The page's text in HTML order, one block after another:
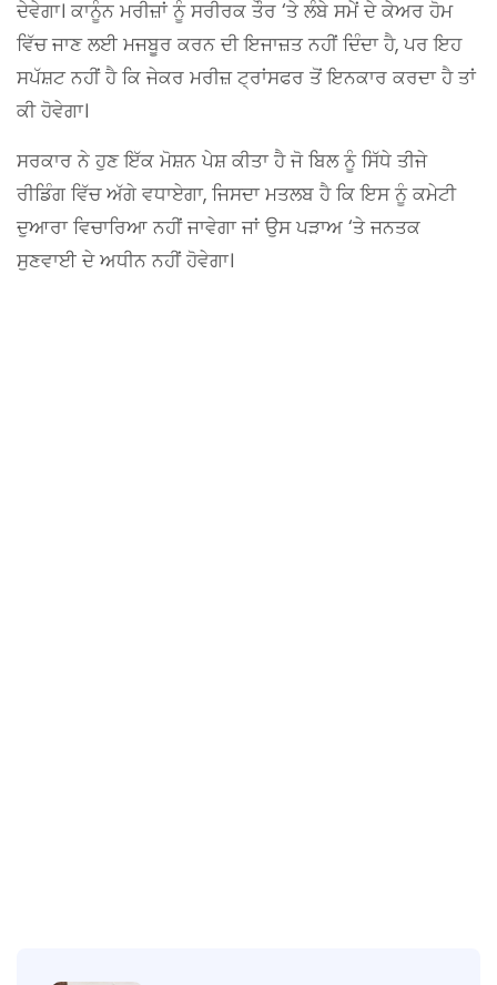
ਦੇਵੇਗਾ। ਕਾਨੂੰਨ ਮਰੀਜ਼ਾਂ ਨੂੰ ਸਰੀਰਕ ਤੌਰ ‘ਤੇ ਲੰਬੇ ਸਮੇਂ ਦੇ ਕੇਅਰ ਹੋਮ
ਵਿੱਚ ਜਾਣ ਲਈ ਮਜਬੂਰ ਕਰਨ ਦੀ ਇਜਾਜ਼ਤ ਨਹੀਂ ਦਿੰਦਾ ਹੈ, ਪਰ ਇਹ
ਸਪੱਸ਼ਟ ਨਹੀਂ ਹੈ ਕਿ ਜੇਕਰ ਮਰੀਜ਼ ਟ੍ਰਾਂਸਫਰ ਤੋਂ ਇਨਕਾਰ ਕਰਦਾ ਹੈ ਤਾਂ
ਕੀ ਹੋਵੇਗਾ।
ਸਰਕਾਰ ਨੇ ਹੁਣ ਇੱਕ ਮੋਸ਼ਨ ਪੇਸ਼ ਕੀਤਾ ਹੈ ਜੋ ਬਿਲ ਨੂੰ ਸਿੱਧੇ ਤੀਜੇ
ਰੀਡਿੰਗ ਵਿੱਚ ਅੱਗੇ ਵਧਾਏਗਾ, ਜਿਸਦਾ ਮਤਲਬ ਹੈ ਕਿ ਇਸ ਨੂੰ ਕਮੇਟੀ
ਦੁਆਰਾ ਵਿਚਾਰਿਆ ਨਹੀਂ ਜਾਵੇਗਾ ਜਾਂ ਉਸ ਪੜਾਅ ‘ਤੇ ਜਨਤਕ
ਸੁਣਵਾਈ ਦੇ ਅਧੀਨ ਨਹੀਂ ਹੋਵੇਗਾ।